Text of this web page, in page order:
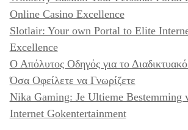
Online Casino Excellence
Slotlair: Your own Portal to Elite
Excellence
Ο Απόλυτος Οδηγός για το
Όσα Οφείλετε να Γνωρίζετε
Nika Gaming: Je Ultieme Bestemming
Internet Gokentertainment